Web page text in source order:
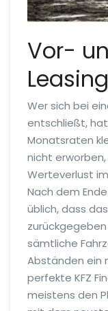
Vor-
Wer sich bei
entschließt,
Monatsraten
nicht
Werteverlust
Nach dem
üblich, dass
sämtliche
Abständen ein
perfekte KFZ
meistens den